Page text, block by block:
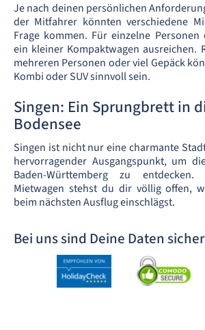
Je nach deinen persönlichen
der Mitfahrer könnten verschiedene
Frage kommen. Für einzelne
ein kleiner Kompaktwagen ausreichen.
mehreren Personen oder viel Gepäck
Kombi oder SUV sinnvoll sein.
Singen: Ein Sprungbrett in
Bodensee
Singen ist nicht nur eine charmante
hervorragender Ausgangspunkt, um
Baden-Württemberg zu
Mietwagen stehst du dir völlig offen,
beim nächsten Ausflug einschlägst.
Bei uns sind Deine Daten sicher